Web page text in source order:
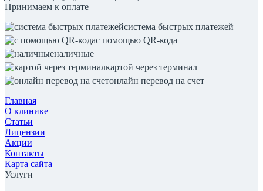
Принимаем к оплате
система быстрых платежей
с помощью QR-кода
наличные
картой через терминал
онлайн перевод на счет
Главная
О клинике
Статьи
Лицензии
Акции
Контакты
Карта сайта
Услуги